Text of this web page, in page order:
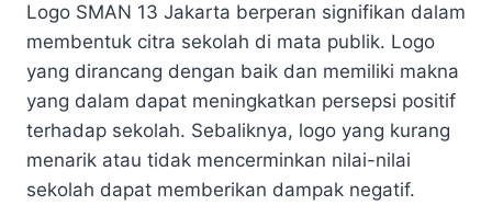
Logo SMAN 13 Jakarta berperan signifikan dalam
membentuk citra sekolah di mata publik. Logo
yang dirancang dengan baik dan memiliki makna
yang dalam dapat meningkatkan persepsi positif
terhadap sekolah. Sebaliknya, logo yang kurang
menarik atau tidak mencerminkan nilai-nilai
sekolah dapat memberikan dampak negatif.